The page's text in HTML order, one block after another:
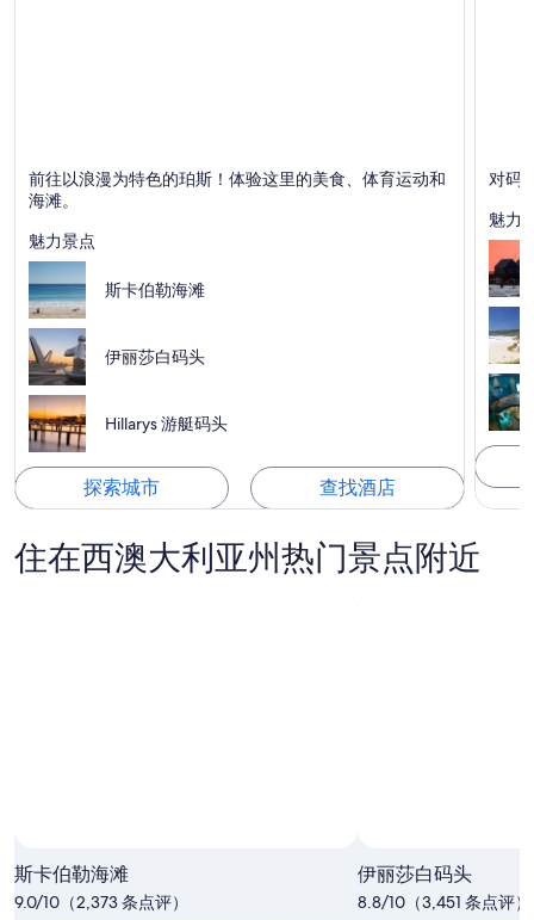
珀斯 (及其周边地区)
以用餐、购物和适合家庭而闻名
前往以浪漫为特色的珀斯！体验这里的美食、体育运动和
海滩。
魅力景点
斯卡伯勒海滩
伊丽莎白码头
Hillarys 游艇码头
探索城市 查找酒店
巴瑟
以海
对码
魅力
住在西澳大利亚州热门景点附近
斯卡伯勒海滩
9.0/10（2,373 条点评）
伊丽莎白码头
8.8/10（3,451 条点评）